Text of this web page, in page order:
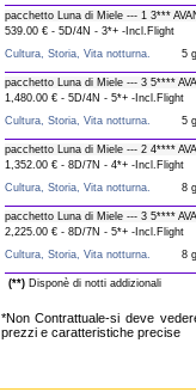
pacchetto Luna di Miele --- 1 3***
539.00 € - 5D/4N - 3*+ -Incl.Flight
Cultura, Storia, Vita notturna.
5
pacchetto Luna di Miele --- 3 5****
1,480.00 € - 5D/4N - 5*+ -Incl.Flight
Cultura, Storia, Vita notturna.
5
pacchetto Luna di Miele --- 2 4****
1,352.00 € - 8D/7N - 4*+ -Incl.Flight
Cultura, Storia, Vita notturna.
8
pacchetto Luna di Miele --- 3 5****
2,225.00 € - 8D/7N - 5*+ -Incl.Flight
Cultura, Storia, Vita notturna.
8
(**)Disponè di notti addizionali
*Non Contrattuale-si deve
prezzi e caratteristiche precise